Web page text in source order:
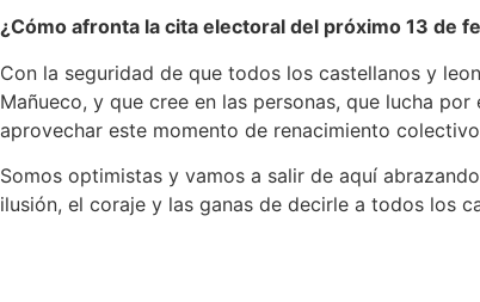
¿Cómo afronta la cita electoral del próximo 13 de
Con la seguridad de que todos los castellanos y
Mañueco, y que cree en las personas, que lucha
aprovechar este momento de renacimiento
Somos optimistas y vamos a salir de aquí
ilusión, el coraje y las ganas de decirle a todos los